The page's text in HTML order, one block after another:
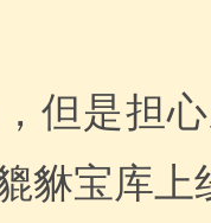
但是担
貅宝库上